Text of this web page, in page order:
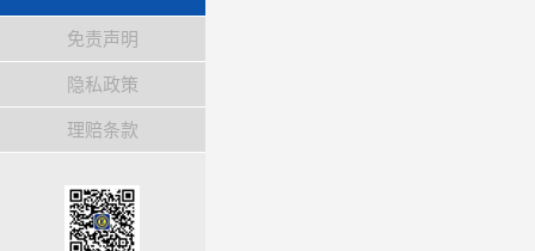
免责声明
隐私政策
理赔条款